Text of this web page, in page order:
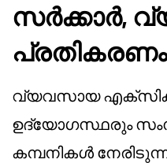
സർക്കാർ,
പ്രതികരണം
വ്യവസായ
ഉദ്യോഗസ്ഥരും
കമ്പനികൾ